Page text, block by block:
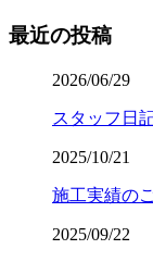
最近の投稿
2026/06/29
スタッフ日
2025/10/21
施工実績の
2025/09/22